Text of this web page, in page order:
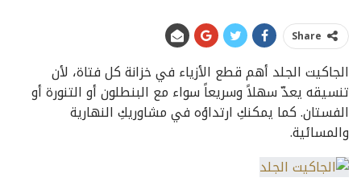
Share
الجاكيت الجلد أهم قطع الأزياء في خزانة كل فتاة، لأن
تنسيقه يعدّ سهلاً وسريعاً سواء مع البنطلون أو التنورة أو
الفستان. كما يمكنكِ ارتداؤه في مشاوريكِ النهارية
والمسائية.